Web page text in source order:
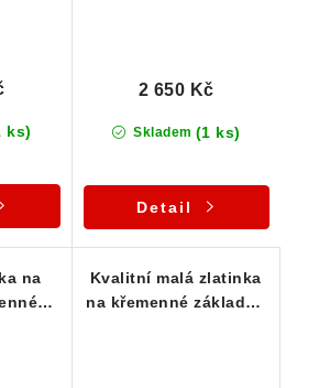
ks) Skladem (1 ks)
2 650 Kč
Detail
na
Kvalitní malá zlatinka
na křemenné základně